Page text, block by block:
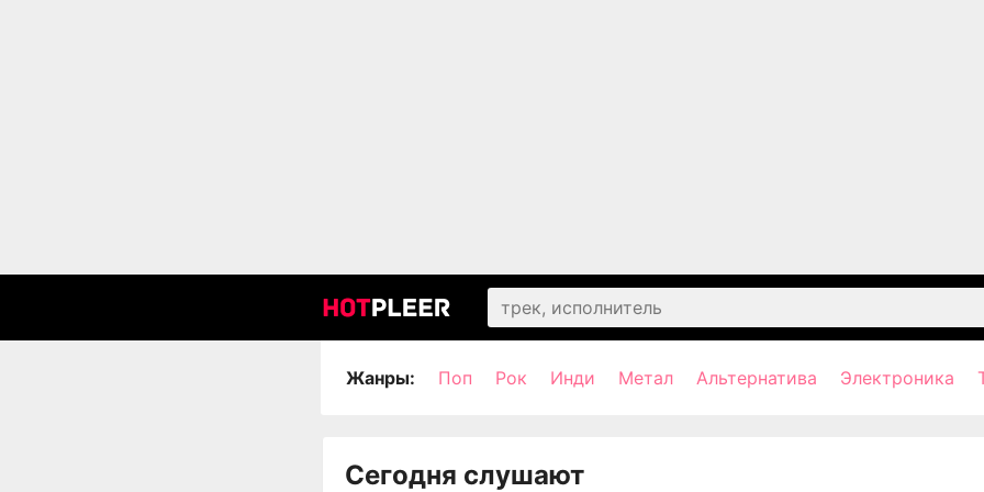
Жанры: Поп Рок Инди Метал Альтернатива Электроника
Сегодня слушают